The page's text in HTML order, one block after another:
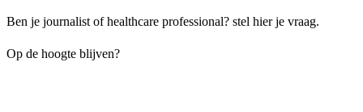
Ben je journalist of healthcare professional? stel hier je vraag.
Op de hoogte blijven?